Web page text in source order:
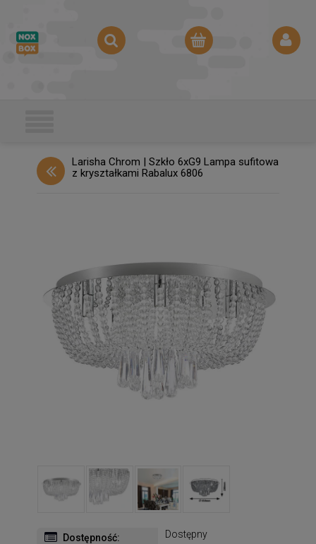
Larisha Chrom | Szkło 6xG9 Lampa sufitowa
z kryształkami Rabalux 6806
Dostępność: Dostępny